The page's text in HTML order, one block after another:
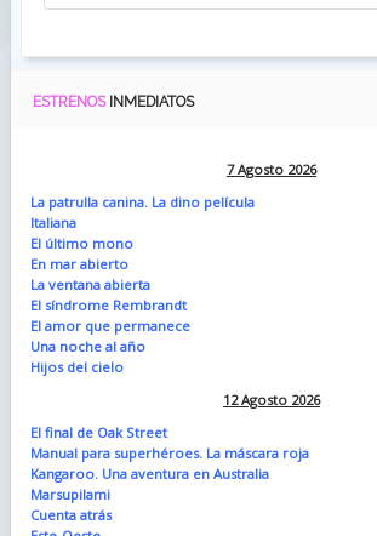
ESTRENOS INMEDIATOS
7 Agosto 2026
La patrulla canina. La dino película
Italiana
El último mono
En mar abierto
La ventana abierta
El síndrome Rembrandt
El amor que permanece
Una noche al año
Hijos del cielo
12 Agosto 2026
El final de Oak Street
Manual para superhéroes. La máscara roja
Kangaroo. Una aventura en Australia
Marsupilami
Cuenta atrás